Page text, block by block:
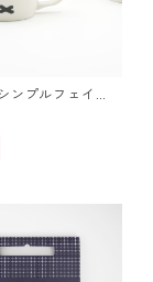
ンプルフェイ